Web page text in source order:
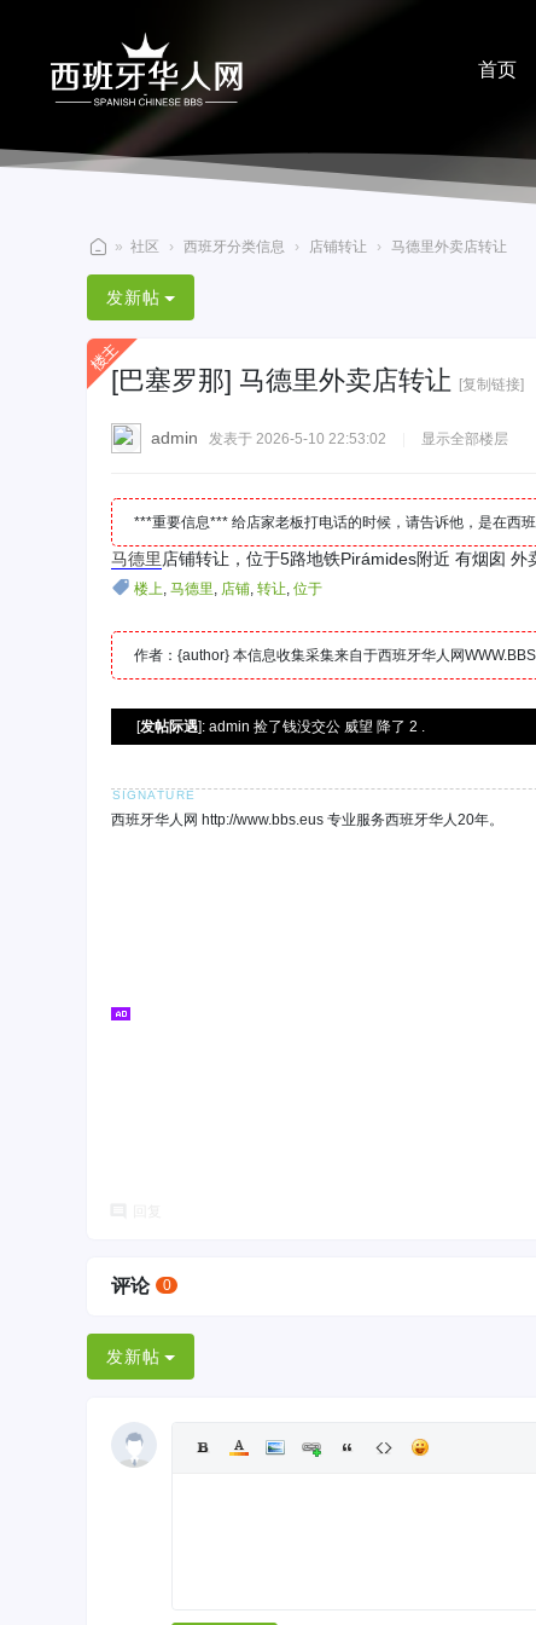
首页
西
班
牙
华
» 社区 › 西班牙分类信息 › 店铺转让 › 马德里外卖店转让
发新帖
[巴塞罗那] 马德里外卖店转让 [复制链接]
admin 发表于 2026-5-10 22:53:02 显示全部楼层
***重要信息*** 给店家老板打电话的时候，请告诉他，是在西
马德里 店铺转让，位于5路地铁Pirámides附近 有烟囱
楼上, 马德里, 店铺, 转让, 位于
作者：{author} 本信息收集采集来自于西班牙华人网
[发帖际遇]: admin 捡了钱没交公 威望 降了 2 .
西班牙华人网 http://www.bbs.eus 专业服务西班牙华人20年。
评论 0
发新帖